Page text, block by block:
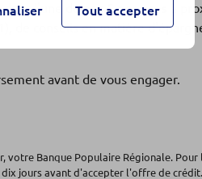
l'une de nos 5 agences
à
de conseils en matière
avant de vous engager.
Banque Populaire Régionale.
jours avant d'accepter l'offre de
Tout accepter